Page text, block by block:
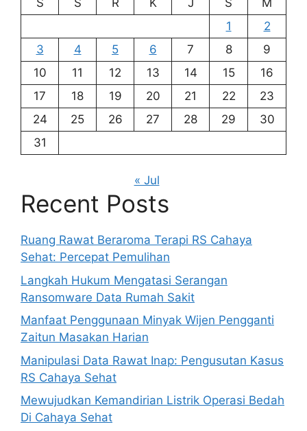
1
2
3
4 5 6 7 8
9
10
11 12 13 14 15
16
17
18 19 20 21 22
23
24
25 26 27 28 29
30
31
« Jul
Recent Posts
Ruang Rawat Beraroma Terapi RS Cahaya
Sehat: Percepat Pemulihan
Langkah Hukum Mengatasi Serangan
Ransomware Data Rumah Sakit
Manfaat Penggunaan Minyak Wijen Pengganti
Zaitun Masakan Harian
Manipulasi Data Rawat Inap: Pengusutan Kasus
RS Cahaya Sehat
Mewujudkan Kemandirian Listrik Operasi Bedah
Di Cahaya Sehat